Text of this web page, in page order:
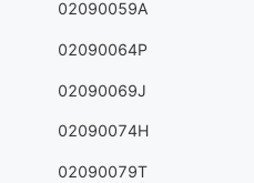
02090059A
02090064P
02090069J
02090074H
02090079T